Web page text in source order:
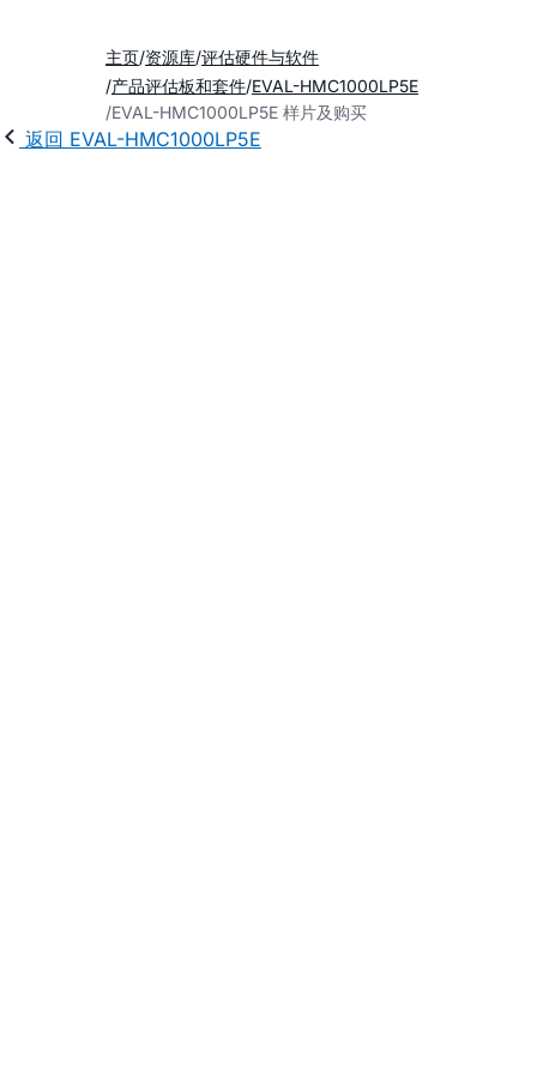
主页 资源库 评估硬件与软件
产品评估板和套件 EVAL-HMC1000LP5E
EVAL-HMC1000LP5E 样片及购买
返回 EVAL-HMC1000LP5E